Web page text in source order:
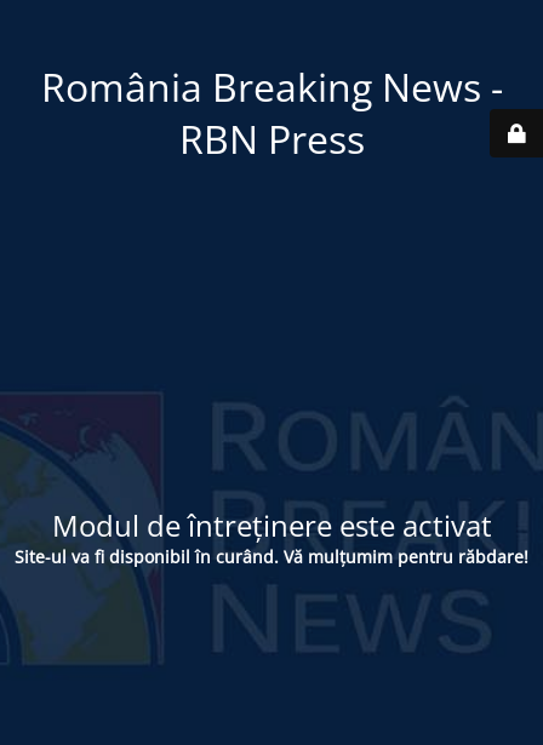
România Breaking News -
RBN Press
Modul de întreținere este activat
Site-ul va fi disponibil în curând. Vă mulțumim pentru răbdare!